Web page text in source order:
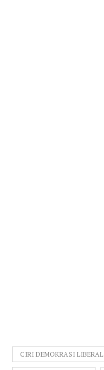
CIRI DEMOKRASI LIBERAL